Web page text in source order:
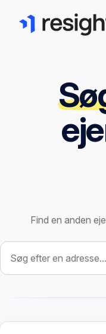
Find en anden
Søg efter ejendom